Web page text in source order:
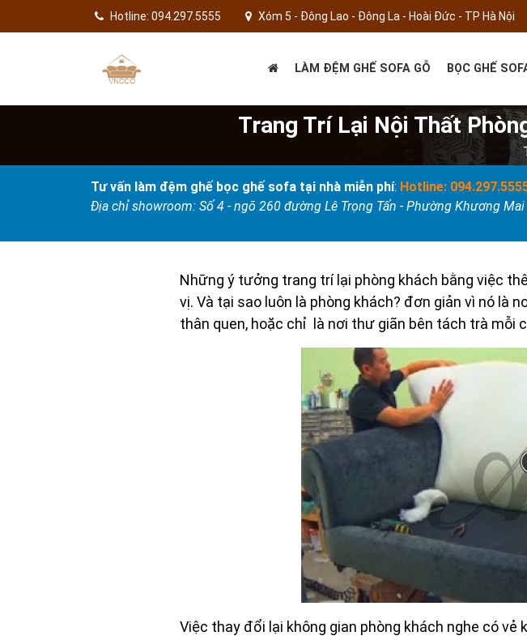
Hotline: 094.297.5555 Xóm 5 - Đông Lao - Đông La - Hoài Đức - TP Hà Nội
LÀM ĐỆM GHẾ SOFA GỖ BỌC GHẾ
Trang Trí Lại Nội Thất
Tư vấn làm đệm ghế bọc ghế sofa tại nhà miễn phí: Hotline:
Địa chỉ showroom: Số 4 - ngõ 260 đường Lê Trọng Tấn - Phường Khương Mai
Những ý tưởng trang trí lại phòng khách bằng việc
vị. Và tại sao luôn là phòng khách? đơn giản vì nó là
thân quen, hoặc chỉ là nơi thư giãn bên tách trà mỗi
Việc thay đổi lại không gian phòng khách nghe có